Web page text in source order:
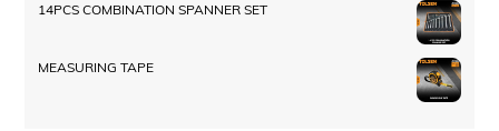
14PCS COMBINATION SPANNER SET
MEASURING TAPE